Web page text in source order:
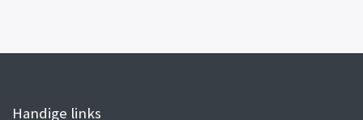
Handige links